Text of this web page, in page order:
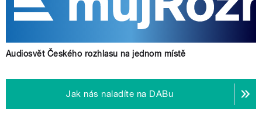
Audiosvět Českého rozhlasu na jednom místě
Jak nás naladíte na DABu